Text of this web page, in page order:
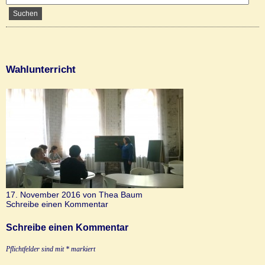
Wahlunterricht
17. November 2016 von Thea Baum
Schreibe einen Kommentar
Schreibe einen Kommentar
Pflichtfelder sind mit * markiert